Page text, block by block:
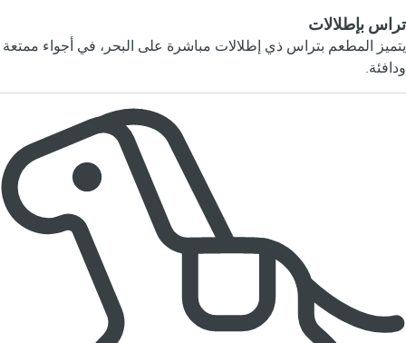
تراس بإطلالات
يتميز المطعم بتراس ذي إطلالات مباشرة على البحر، في أجواء ممتعة
ودافئة.